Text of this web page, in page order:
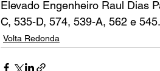
Elevado Engenheiro Raul Dias
C, 535-D, 574, 539-A, 562 e 545.
Volta Redonda